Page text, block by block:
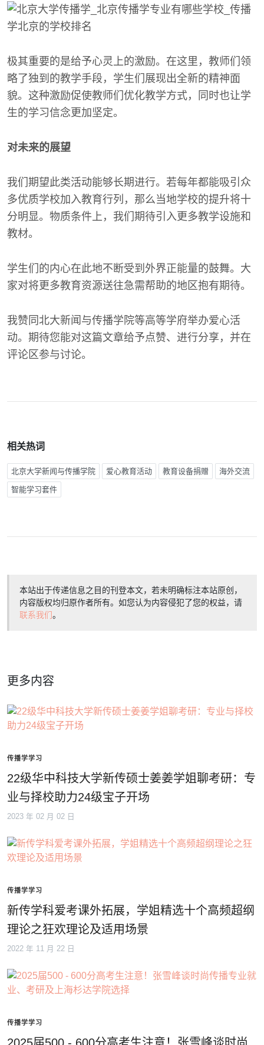
极其重要的是给予心灵上的激励。在这里，教师们领
略了独到的教学手段，学生们展现出全新的精神面
貌。这种激励促使教师们优化教学方式，同时也让学
生的学习信念更加坚定。
对未来的展望
我们期望此类活动能够长期进行。若每年都能吸引众
多优质学校加入教育行列，那么当地学校的提升将十
分明显。物质条件上，我们期待引入更多教学设施和
教材。
学生们的内心在此地不断受到外界正能量的鼓舞。大
家对将更多教育资源送往急需帮助的地区抱有期待。
我赞同北大新闻与传播学院等高等学府举办爱心活
动。期待您能对这篇文章给予点赞、进行分享，并在
评论区参与讨论。
相关热词
北京大学新闻与传播学院 爱心教育活动 教育设备捐赠 海外交流
智能学习套件
本站出于传递信息之目的刊登本文，若未明确标注本站原创，
内容版权均归原作者所有。如您认为内容侵犯了您的权益，请
联系我们。
更多内容
传播学学习
22级华中科技大学新传硕士姜姜学姐聊考研：专
业与择校助力24级宝子开场
2023 年 02 月 02 日
传播学学习
新传学科爱考课外拓展，学姐精选十个高频超纲
理论之狂欢理论及适用场景
2022 年 11 月 22 日
传播学学习